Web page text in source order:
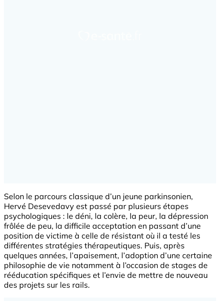
Selon le parcours classique d’un jeune parkinsonien,
Hervé Desevedavy est passé par plusieurs étapes
psychologiques : le déni, la colère, la peur, la dépression
frôlée de peu, la difficile acceptation en passant d’une
position de victime à celle de résistant où il a testé les
différentes stratégies thérapeutiques. Puis, après
quelques années, l’apaisement, l’adoption d’une certaine
philosophie de vie notamment à l’occasion de stages de
rééducation spécifiques et l’envie de mettre de nouveau
des projets sur les rails.